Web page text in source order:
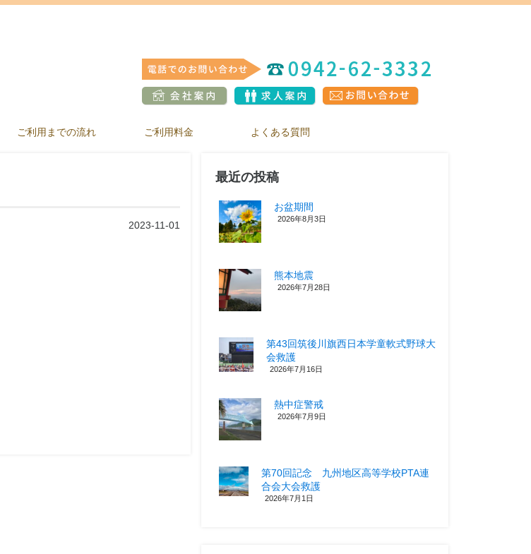
ご利用までの流れ ご利用料金 よくある質問
2023-11-01
最近の投稿
お盆期間
2026年8月3日
熊本地震
2026年7月28日
第43回筑後川旗西日本学童軟式野球大
会救護
2026年7月16日
熱中症警戒
2026年7月9日
第70回記念 九州地区高等学校PTA連
合会大会救護
2026年7月1日